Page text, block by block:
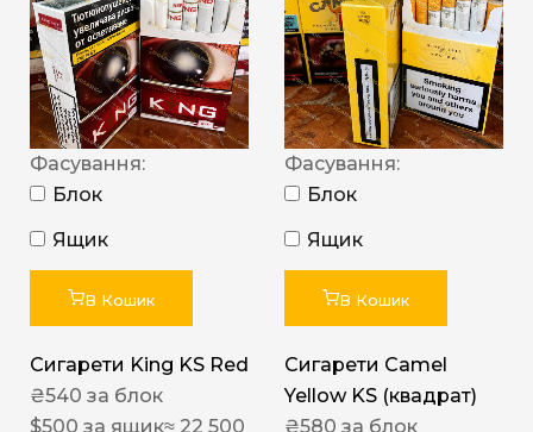
Фасування:
Блок
Ящик
В Кошик
Сигарети King KS Red
₴540 за блок
$500 за ящик≈ 22 500
Фасування:
Блок
Ящик
В Кошик
Сигарети Camel
Yellow KS (квадрат)
₴580 за блок